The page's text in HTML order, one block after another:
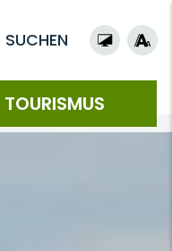
SUCHEN